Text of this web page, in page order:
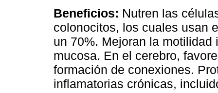
Beneficios: Nutren las
colonocitos, los cuales usan
un 70%. Mejoran la
mucosa. En el cerebro,
formación de conexiones.
inflamatorias crónicas,